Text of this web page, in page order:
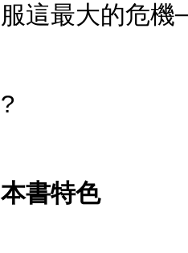
服這最大的危機
?
本書特色